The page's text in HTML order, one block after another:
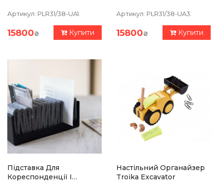
Артикул: PLR31/38-UA1.
15800₴ Купити
Артикул: PLR31/38-UA3.
15800₴ Купити
Підставка Для
Кореспонденції І
Настільний Органайзер
Troika Excavator